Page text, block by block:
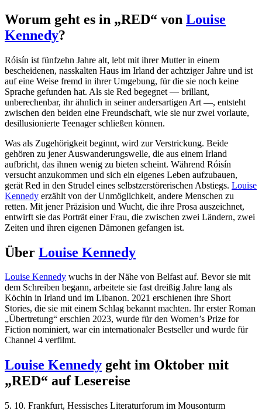
Worum geht es in „RED“ von Louise
Kennedy?
Róisín ist fünfzehn Jahre alt, lebt mit ihrer Mutter in einem
bescheidenen, nasskalten Haus im Irland der achtziger Jahre und ist
auf eine Weise fremd in ihrer Umgebung, für die sie noch keine
Sprache gefunden hat. Als sie Red begegnet — brillant,
unberechenbar, ihr ähnlich in seiner andersartigen Art —, entsteht
zwischen den beiden eine Freundschaft, wie sie nur zwei vorlaute,
desillusionierte Teenager schließen können.
Was als Zugehörigkeit beginnt, wird zur Verstrickung. Beide
gehören zu jener Auswanderungswelle, die aus einem Irland
aufbricht, das ihnen wenig zu bieten scheint. Während Róisín
versucht anzukommen und sich ein eigenes Leben aufzubauen,
gerät Red in den Strudel eines selbstzerstörerischen Abstiegs. Louise
Kennedy erzählt von der Unmöglichkeit, andere Menschen zu
retten. Mit jener Präzision und Wucht, die ihre Prosa auszeichnet,
entwirft sie das Porträt einer Frau, die zwischen zwei Ländern, zwei
Zeiten und ihren eigenen Dämonen gefangen ist.
Über Louise Kennedy
Louise Kennedy wuchs in der Nähe von Belfast auf. Bevor sie mit
dem Schreiben begann, arbeitete sie fast dreißig Jahre lang als
Köchin in Irland und im Libanon. 2021 erschienen ihre Short
Stories, die sie mit einem Schlag bekannt machten. Ihr erster Roman
„Übertretung“ erschien 2023, wurde für den Women’s Prize for
Fiction nominiert, war ein internationaler Bestseller und wurde für
Channel 4 verfilmt.
Louise Kennedy geht im Oktober mit
„RED“ auf Lesereise
5. 10. Frankfurt, Hessisches Literaturforum im Mousonturm